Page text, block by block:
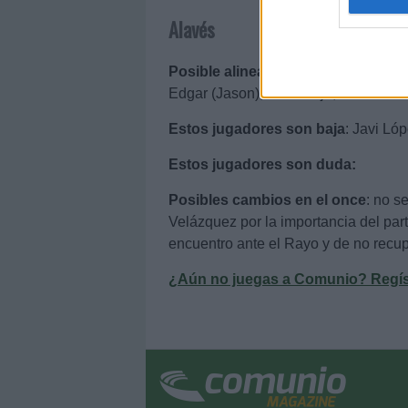
web or
I want
Alavés
Posible alineación
: Pacheco –
Edgar (Jason), Luis Rioja, Manu
Estos jugadores son baja: Javi
Estos jugadores son duda:
Posibles cambios en el once: no
Velázquez por la importancia del
encuentro ante el Rayo y de no
¿Aún no juegas a Comunio?